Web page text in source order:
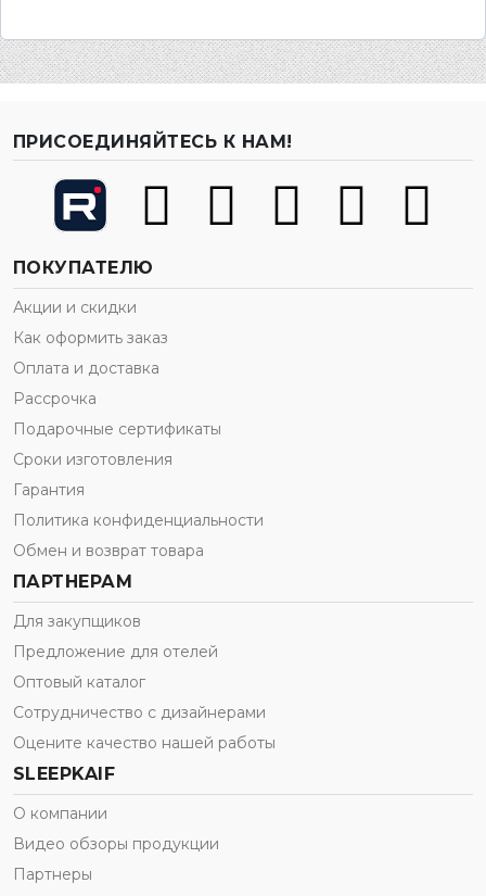
ПРИСОЕДИНЯЙТЕСЬ К НАМ!
ПОКУПАТЕЛЮ
Акции и скидки
Как оформить заказ
Оплата и доставка
Рассрочка
Подарочные сертификаты
Сроки изготовления
Гарантия
Политика конфиденциальности
Обмен и возврат товара
ПАРТНЕРАМ
Для закупщиков
Предложение для отелей
Оптовый каталог
Сотрудничество с дизайнерами
Оцените качество нашей работы
SLEEPKAIF
О компании
Видео обзоры продукции
Партнеры